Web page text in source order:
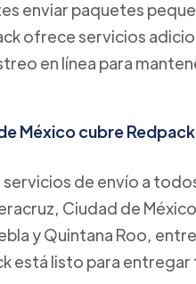
enviar paquetes
ofrece servicios
en línea para
México cubre
servicios de envío a
Ciudad de
y Quintana Roo,
está listo para